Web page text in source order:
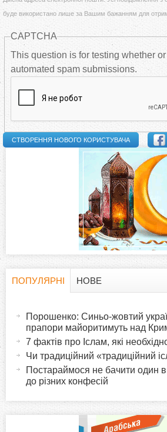
н
н
і
в
л
а
к
и
буде використано лише за Вашим бажанням для
CAPTCHA
This question is for testing whether
automated spam submissions.
ПОПУЛЯРНІ
в
НОВЕ
Порошенко: Синьо-жовтий
прапори майоритимуть над
7 фактів про Іслам, які
Чи традиційний «традиційний
Постараймося не бачити один
до різних конфесій